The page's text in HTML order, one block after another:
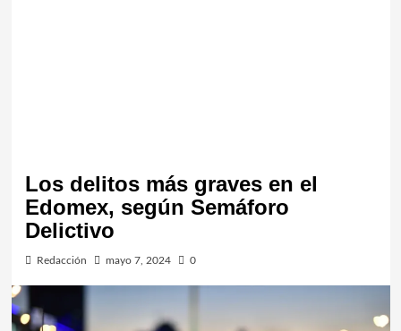
Los delitos más graves en el
Edomex, según Semáforo
Delictivo
Redacción mayo 7, 2024 0